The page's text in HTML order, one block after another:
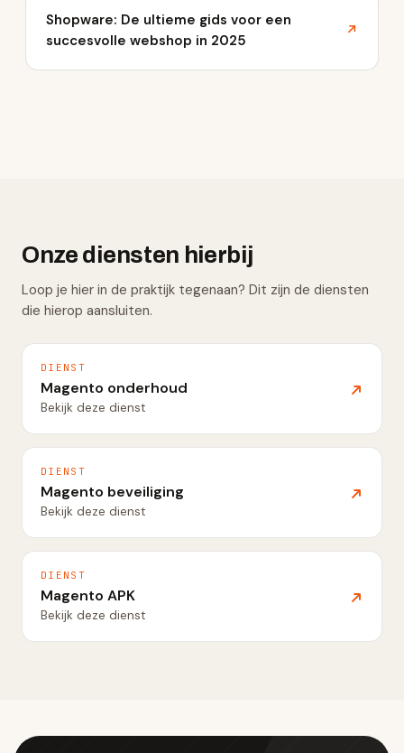
Shopware: De ultieme gids voor een
succesvolle webshop in 2025
↗
Onze diensten hierbij
Loop je hier in de praktijk tegenaan? Dit zijn de diensten
die hierop aansluiten.
DIENST
Magento onderhoud
Bekijk deze dienst
DIENST
Magento beveiliging
Bekijk deze dienst
DIENST
Magento APK
Bekijk deze dienst